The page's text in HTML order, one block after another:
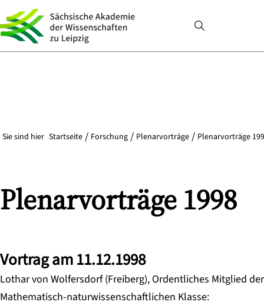
Sie sind hier Startseite Forschung Plenarvorträge Plenarvorträge
Plenarvorträge 1998
Vortrag am 11.12.1998
Lothar von Wolfersdorf (Freiberg), Ordentliches Mitglied der
Mathematisch-naturwissenschaftlichen Klasse: